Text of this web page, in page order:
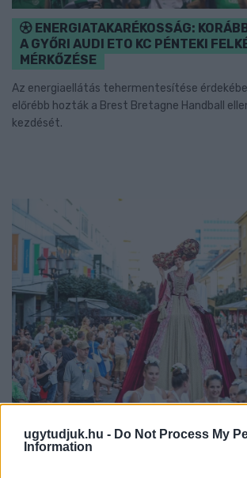
ugytudjuk.hu - Do Not Process My
Information
ENERGIATAKARÉKOSSÁG:
A GYŐRI AUDI ETO KC PÉNTEKI
MÉRKŐZÉSE
Az energiaellátás tehermentesítése
előrébb hozták a Brest Bretagne Handball
kezdését.
BAROKK POMPÁBA ÖLTÖZIK A
HÉTVÉGÉN RENDEZIK MEG A XXXIII.